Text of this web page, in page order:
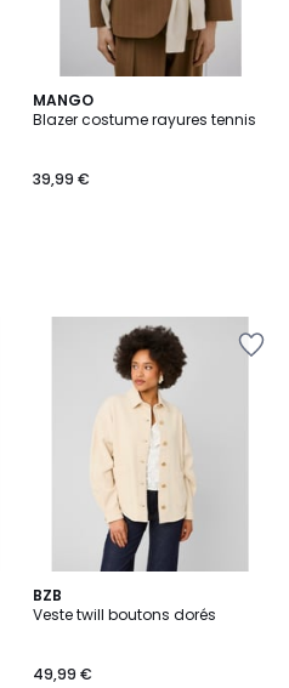
MANGO
Blazer costume rayures tennis
39,99 €
BZB
Veste twill boutons dorés
49,99 €